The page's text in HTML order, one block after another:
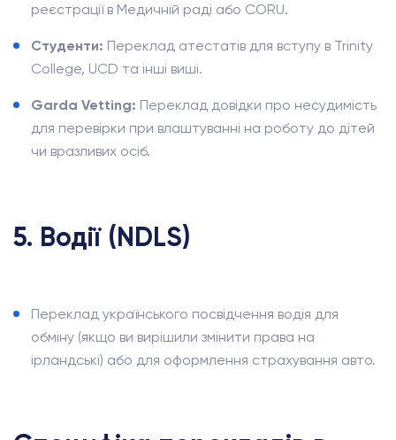
реєстрації в Медичній раді або CORU.
Студенти: Переклад атестатів для вступу в Trinity
College, UCD та інші виші.
Garda Vetting: Переклад довідки про несудимість
для перевірки при влаштуванні на роботу до дітей
чи вразливих осіб.
5. Водії (NDLS)
Переклад українського посвідчення водія для
обміну (якщо ви вирішили змінити права на
ірландські) або для оформлення страхування авто.